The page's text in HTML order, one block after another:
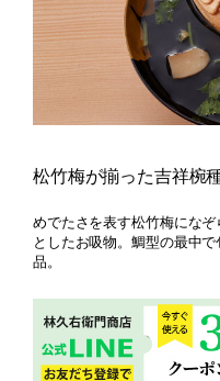
松竹梅が揃った吉祥椀種
めでたさを表す松竹梅にな
としたお吸物。鯛型の最中
品。